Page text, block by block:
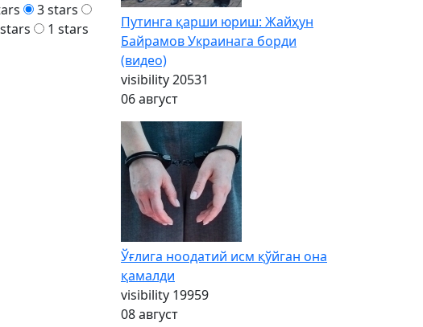
3 stars
1 stars
Путинга қарши юриш: Жайҳун
Байрамов Украинага борди
(видео)
visibility20531
06 август
Ўғлига ноодатий исм қўйган она
қамалди
visibility 19959
08 август